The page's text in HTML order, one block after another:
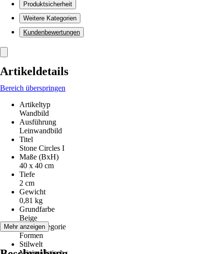
Produktsicherheit
Weitere Kategorien
Kundenbewertungen
Artikeldetails
Bereich überspringen
Artikeltyp
Wandbild
Ausführung
Leinwandbild
Titel
Stone Circles I
Maße (BxH)
40 x 40 cm
Tiefe
2 cm
Gewicht
0,81 kg
Grundfarbe
Beige
Motivkategorie
Formen
Stilwelt
Mehr anzeigen